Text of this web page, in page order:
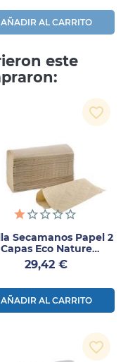
AÑADIR AL CARRITO
este
Secamanos Papel 2
Capas Eco Nature
4000uds
Precio
29,42 €
AÑADIR AL CARRITO
favorite_border
favorite_border